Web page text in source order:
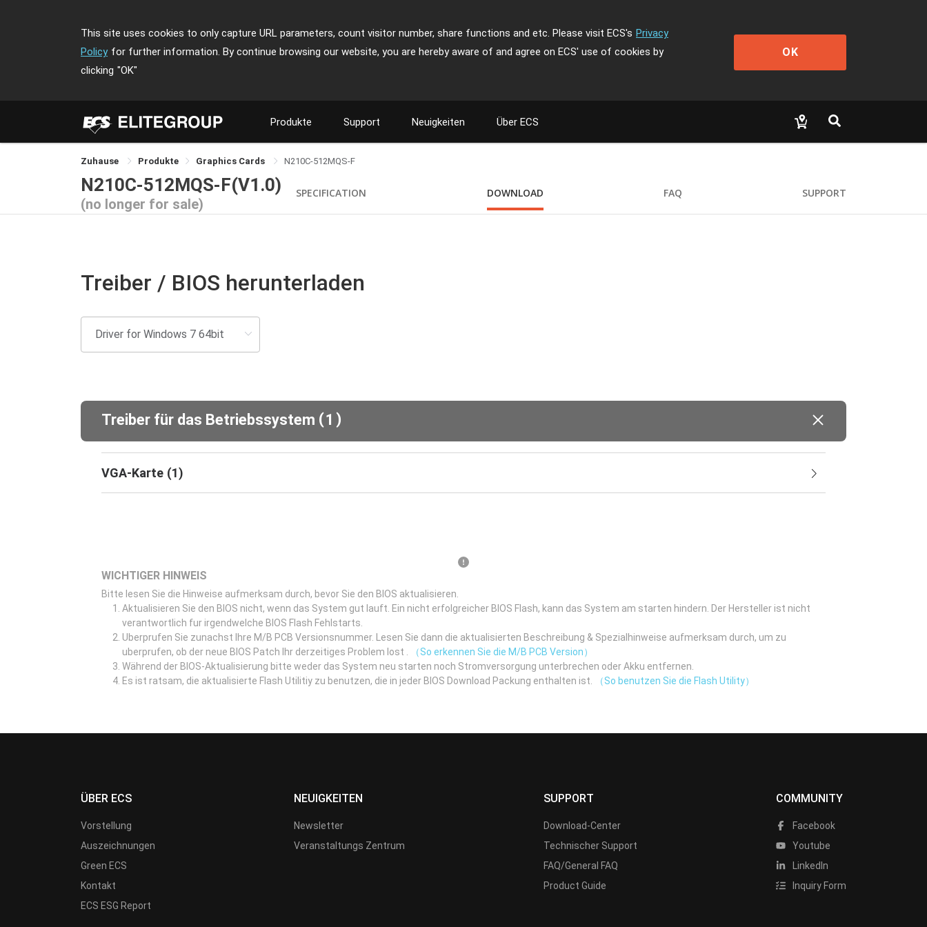
This site uses cookies to only capture URL parameters, count visitor number, share functions and etc. Please visit ECS's Privacy
Policy for further information. By continue browsing our website, you are hereby aware of and agree on ECS' use of cookies by
clicking "OK"
OK
Produkte Support Neuigkeiten Über ECS
Zuhause Produkte Graphics Cards N210C-512MQS-F
N210C-512MQS-F(V1.0)
(no longer for sale)
SPECIFICATION DOWNLOAD FAQ SUPPORT
Treiber / BIOS herunterladen
Treiber für das Betriebssystem (1 )
VGA-Karte (1)
WICHTIGER HINWEIS
Bitte lesen Sie die Hinweise aufmerksam durch, bevor Sie den BIOS aktualisieren.
Aktualisieren Sie den BIOS nicht, wenn das System gut lauft. Ein nicht erfolgreicher BIOS Flash, kann das System am starten hindern. Der Hersteller ist nicht
verantwortlich fur irgendwelche BIOS Flash Fehlstarts.
Uberprufen Sie zunachst Ihre M/B PCB Versionsnummer. Lesen Sie dann die aktualisierten Beschreibung & Spezialhinweise aufmerksam durch, um zu
uberprufen, ob der neue BIOS Patch Ihr derzeitiges Problem lost .
（So erkennen Sie die M/B PCB Version）
Während der BIOS-Aktualisierung bitte weder das System neu starten noch Stromversorgung unterbrechen oder Akku entfernen.
Es ist ratsam, die aktualisierte Flash Utilitiy zu benutzen, die in jeder BIOS Download Packung enthalten ist.
（So benutzen Sie die Flash Utility）
ÜBER ECS
Vorstellung
Auszeichnungen
Green ECS
Kontakt
ECS ESG Report
NEUIGKEITEN
Newsletter
Veranstaltungs Zentrum
SUPPORT
Download-Center
Technischer Support
FAQ/General FAQ
Product Guide
COMMUNITY
Facebook
Youtube
LinkedIn
Inquiry Form